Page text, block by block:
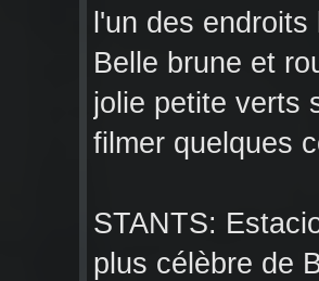
l'un des
Belle brune et
jolie petite verts
filmer quelques
STANTS:
plus célèbre de